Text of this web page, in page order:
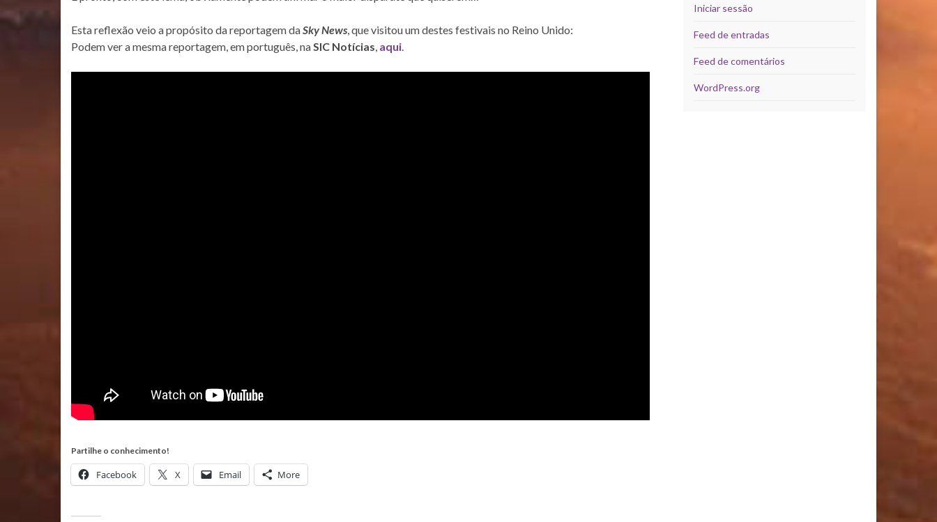
Esta reflexão veio a propósito da reportagem daSky News, que visitou um destes festivais no Reino Unido:
Podem ver a mesma reportagem, em português, naSIC Notícias, aqui.
Partilhe o conhecimento!
Facebook X Email More
Iniciar sessão
Feed de entradas
Feed de comentários
WordPress.org